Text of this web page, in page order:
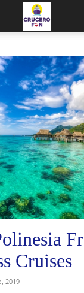
Cruises
2019